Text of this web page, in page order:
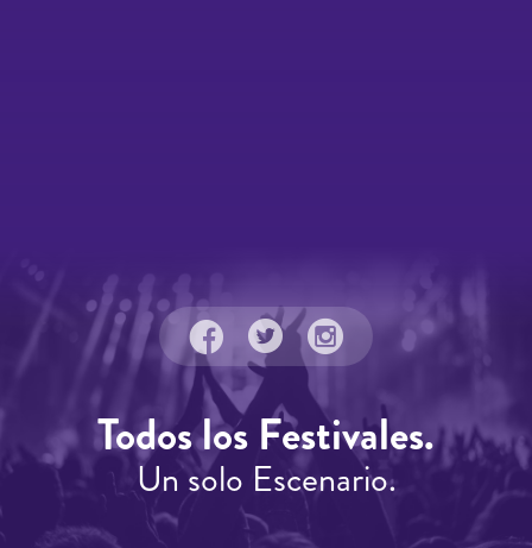
Todos los Festivales.
Un solo Escenario.